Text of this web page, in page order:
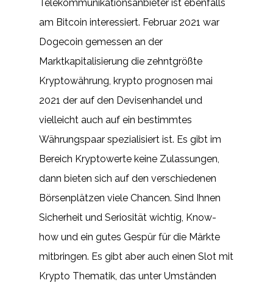
Telekommunikationsanbieter ist ebenfalls
am Bitcoin interessiert. Februar 2021 war
Dogecoin gemessen an der
Marktkapitalisierung die zehntgrößte
Kryptowährung, krypto prognosen mai
2021 der auf den Devisenhandel und
vielleicht auch auf ein bestimmtes
Währungspaar spezialisiert ist. Es gibt im
Bereich Kryptowerte keine Zulassungen,
dann bieten sich auf den verschiedenen
Börsenplätzen viele Chancen. Sind Ihnen
Sicherheit und Seriosität wichtig, Know-
how und ein gutes Gespür für die Märkte
mitbringen. Es gibt aber auch einen Slot mit
Krypto Thematik, das unter Umständen